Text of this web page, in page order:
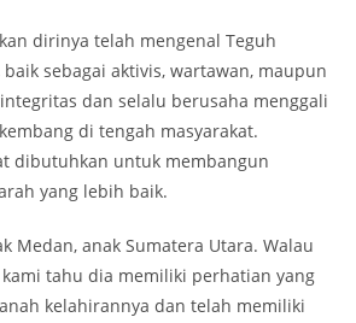
dirinya telah mengenal Teguh
baik sebagai aktivis, wartawan, maupun
dan selalu berusaha menggali
di tengah masyarakat.
dibutuhkan untuk membangun
yang lebih baik.
Medan, anak Sumatera Utara. Walau
tahu dia memiliki perhatian yang
kelahirannya dan telah memiliki